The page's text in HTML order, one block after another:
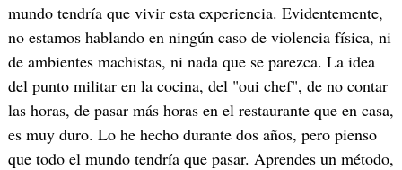
mundo tendría que vivir esta experiencia. Evidentemente,
no estamos hablando en ningún caso de violencia física, ni
de ambientes machistas, ni nada que se parezca. La idea
del punto militar en la cocina, del "oui chef", de no contar
las horas, de pasar más horas en el restaurante que en casa,
es muy duro. Lo he hecho durante dos años, pero pienso
que todo el mundo tendría que pasar. Aprendes un método,